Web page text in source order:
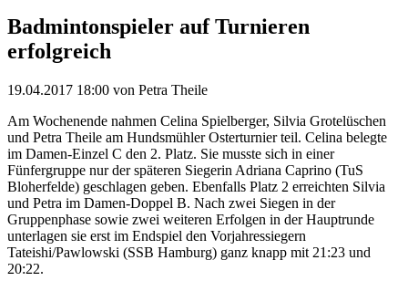
Badmintonspieler auf Turnieren
erfolgreich
19.04.2017 18:00 von Petra Theile
Am Wochenende nahmen Celina Spielberger, Silvia Grotelüschen
und Petra Theile am Hundsmühler Osterturnier teil. Celina belegte
im Damen-Einzel C den 2. Platz. Sie musste sich in einer
Fünfergruppe nur der späteren Siegerin Adriana Caprino (TuS
Bloherfelde) geschlagen geben. Ebenfalls Platz 2 erreichten Silvia
und Petra im Damen-Doppel B. Nach zwei Siegen in der
Gruppenphase sowie zwei weiteren Erfolgen in der Hauptrunde
unterlagen sie erst im Endspiel den Vorjahressiegern
Tateishi/Pawlowski (SSB Hamburg) ganz knapp mit 21:23 und
20:22.